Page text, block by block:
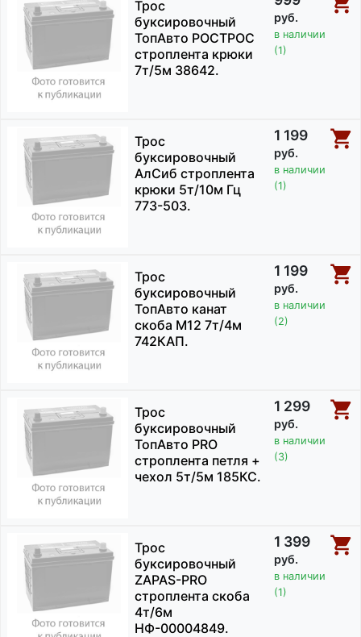
Трос
буксировочный
ТопАвто РОСТРОС
строплента крюки
7т/5м 38642.
руб.
в наличии
(1)
Трос
буксировочный
АлСиб строплента
крюки 5т/10м Гц
773-503.
1 199
руб.
в наличии
(1)
Трос
буксировочный
ТопАвто канат
скоба М12 7т/4м
742КАП.
1 199
руб.
в наличии
(2)
Трос
буксировочный
ТопАвто PRO
cтроплента петля +
чехол 5т/5м 185КС.
1 299
руб.
в наличии
(3)
Трос
буксировочный
ZAPAS-PRO
строплента скоба
4т/6м
НФ-00004849.
1 399
руб.
в наличии
(1)